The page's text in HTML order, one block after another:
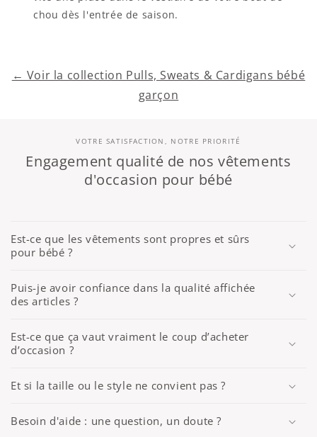
chou dès l'entrée de saison.
← Voir la collection Pulls, Sweats & Cardigans bébé
garçon
VOTRE SATISFACTION, NOTRE PRIORITÉ
Engagement qualité de nos vêtements
d'occasion pour bébé
Est-ce que les vêtements sont propres et sûrs
pour bébé ?
Puis-je avoir confiance dans la qualité affichée
des articles ?
Est-ce que ça vaut vraiment le coup d’acheter
d’occasion ?
Et si la taille ou le style ne convient pas ?
Besoin d'aide : une question, un doute ?